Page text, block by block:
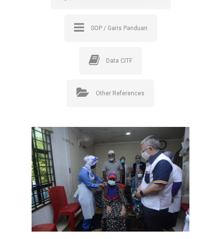
SOP / Garis Panduan
Data CITF
Other References